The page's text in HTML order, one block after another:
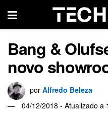
Bang &
novo
por Alfredo Beleza
04/12/2018 - Atualizado a